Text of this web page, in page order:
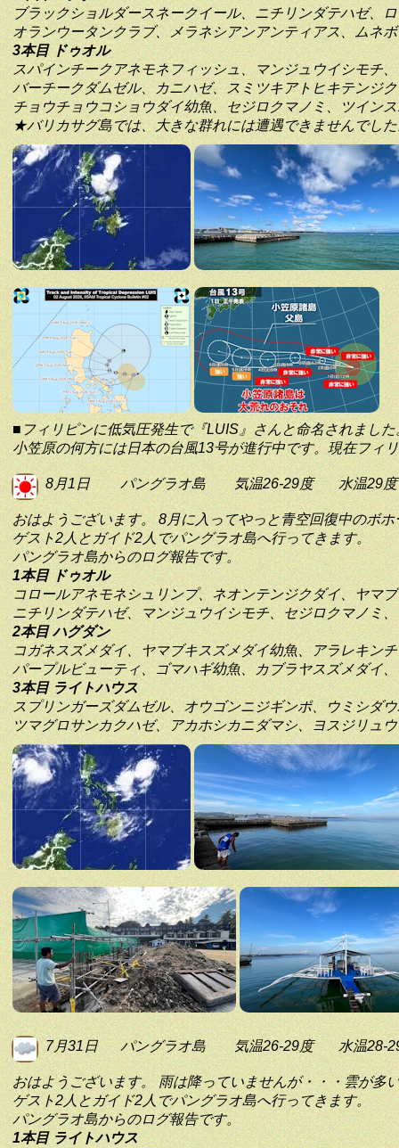
ブラックショルダースネークイール、ニチリンダテハゼ、
オランウータンクラブ、メラネシアンアンティアス、ムネ
3本目 ドゥオル
スパインチークアネモネフィッシュ、マンジュウイシモチ
バーチークダムゼル、カニハゼ、スミツキアトヒキテンジ
チョウチョウコショウダイ幼魚、セジロクマノミ、ツイン
★バリカサグ島では、大きな群れには遭遇できませんでし
■フィリピンに低気圧発生で『LUIS』さんと命名されまし
小笠原の何方には日本の台風13号が進行中です。現在フィ
8月1日 パングラオ島 気温26-29度 水温29度
おはようございます。 8月に入ってやっと青空回復中のボ
ゲスト2人とガイド2人でパングラオ島へ行ってきます。
パングラオ島からのログ報告です。
1本目 ドゥオル
コロールアネモネシュリンプ、ネオンテンジクダイ、ヤマ
ニチリンダテハゼ、マンジュウイシモチ、セジロクマノミ
2本目 ハグダン
コガネスズメダイ、ヤマブキスズメダイ幼魚、アラレキン
パープルビューティ、ゴマハギ幼魚、カブラヤスズメダイ
3本目 ライトハウス
スプリンガーズダムゼル、オウゴンニジギンポ、ウミシダ
ツマグロサンカクハゼ、アカホシカニダマシ、ヨスジリュ
7月31日 パングラオ島 気温26-29度 水温28-
おはようございます。 雨は降っていませんが・・・雲が多
ゲスト2人とガイド2人でパングラオ島へ行ってきます。
パングラオ島からのログ報告です。
1本目 ライトハウス